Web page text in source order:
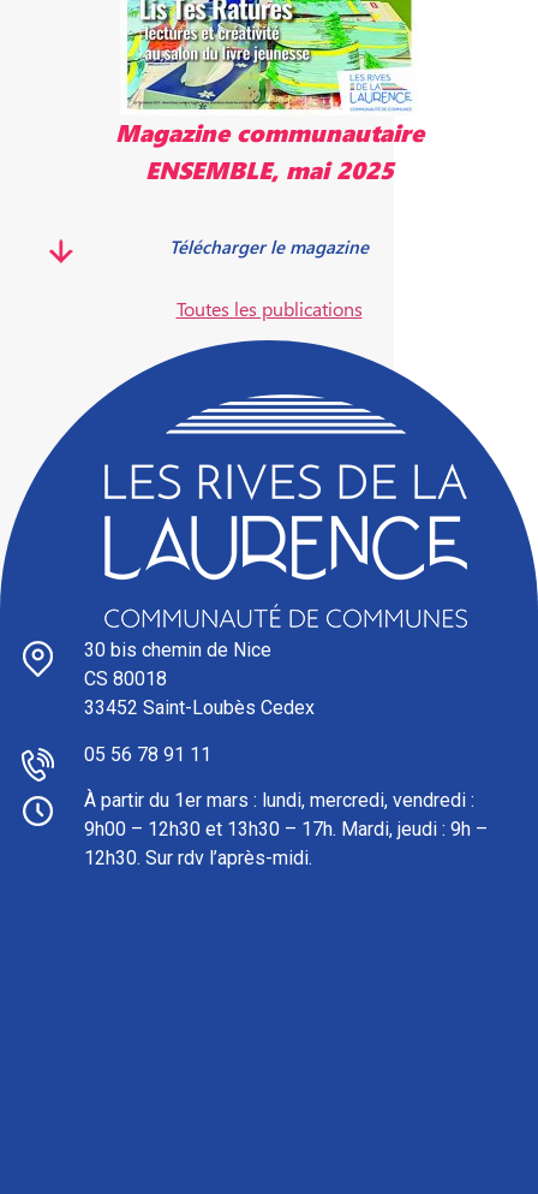
30 bis chemin de Nice
CS 80018
33452 Saint-Loubès Cedex
05 56 78 91 11
À partir du 1er mars : l undi, mercredi, vendredi :
9h00 – 12h30 et 13h30 – 17h. Mardi, jeudi : 9h –
12h30. Sur rdv l’après-midi.
Magazine communautaire
ENSEMBLE, mai 2025
Télécharger le magazine
Toutes les publications